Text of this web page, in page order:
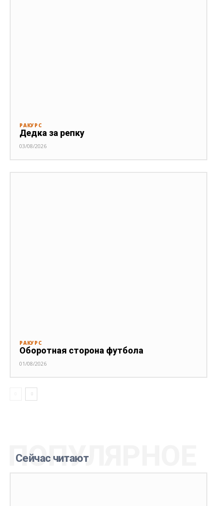
РАКУРС
Дедка за репку
03/08/2026
РАКУРС
Оборотная сторона футбола
01/08/2026
Сейчас читают
ПОПУЛЯРНОЕ